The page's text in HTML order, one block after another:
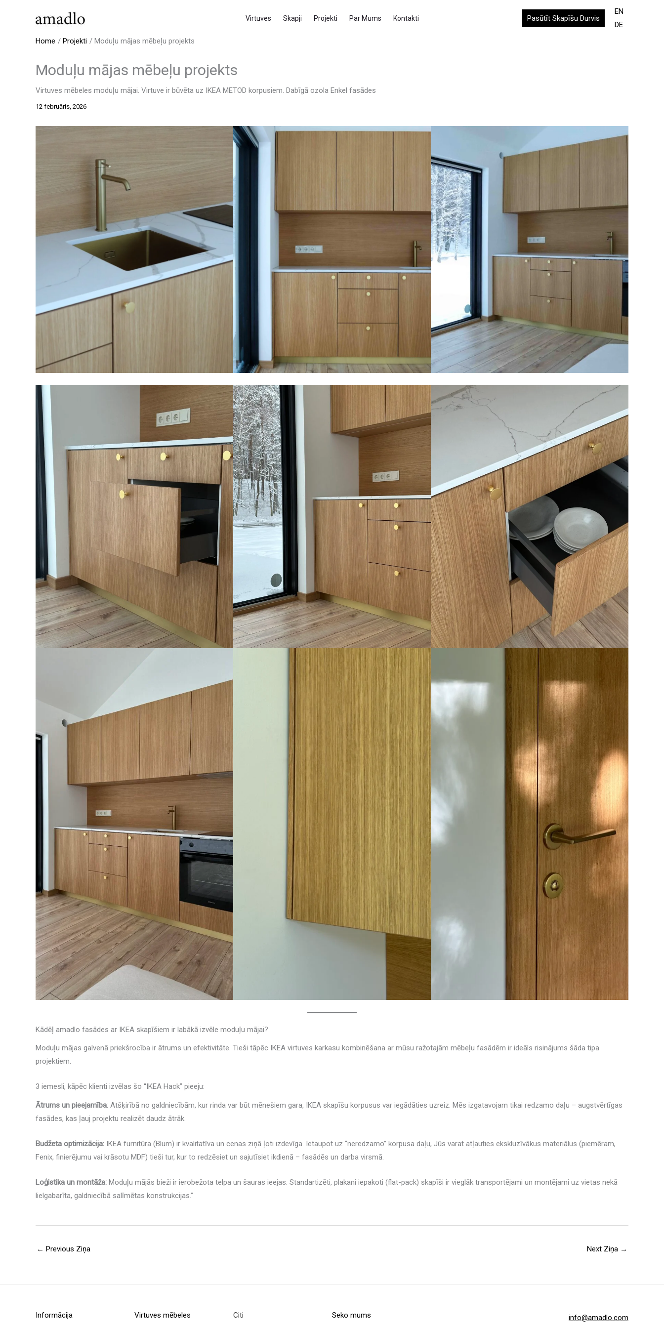
Virtuves Skapji Projekti Par Mums Kontakti Pasūtīt Skapīšu Durvis
EN
DE
Home
Projekti Moduļu mājas mēbeļu projekts
Moduļu mājas mēbeļu projekts
Virtuves mēbeles moduļu mājai. Virtuve ir būvēta uz IKEA METOD korpusiem. Dabīgā ozola Enkel fasādes
12 februāris, 2026
Kādēļ amadlo fasādes ar IKEA skapīšiem ir labākā izvēle moduļu mājai?
Moduļu mājas galvenā priekšrocība ir ātrums un efektivitāte. Tieši tāpēc IKEA virtuves karkasu kombinēšana ar mūsu ražotajām mēbeļu fasādēm ir ideāls risinājums šāda tipa
projektiem.
3 iemesli, kāpēc klienti izvēlas šo “IKEA Hack” pieeju:
Ātrums un pieejamība: Atšķirībā no galdniecībām, kur rinda var būt mēnešiem gara, IKEA skapīšu korpusus var iegādāties uzreiz. Mēs izgatavojam tikai redzamo daļu – augstvērtīgas
fasādes, kas ļauj projektu realizēt daudz ātrāk.
Budžeta optimizācija: IKEA furnitūra (Blum) ir kvalitatīva un cenas ziņā ļoti izdevīga. Ietaupot uz “neredzamo” korpusa daļu, Jūs varat atļauties ekskluzīvākus materiālus (piemēram,
Fenix, finierējumu vai krāsotu MDF) tieši tur, kur to redzēsiet un sajutīsiet ikdienā – fasādēs un darba virsmā.
Loģistika un montāža: Moduļu mājās bieži ir ierobežota telpa un šauras ieejas. Standartizēti, plakani iepakoti (flat-pack) skapīši ir vieglāk transportējami un montējami uz vietas nekā
lielgabarīta, galdniecībā salīmētas konstrukcijas.”
← Previous Ziņa Next Ziņa →
Informācija Virtuves mēbeles Citi Seko mums info@amadlo.com